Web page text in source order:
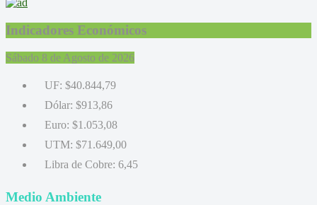
Indicadores Económicos
Sábado 8 de Agosto de 2026
UF: $40.844,79
Dólar: $913,86
Euro: $1.053,08
UTM: $71.649,00
Libra de Cobre: 6,45
Medio Ambiente